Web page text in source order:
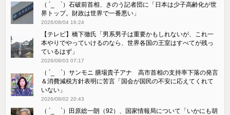
（ ´_ゝ`）石破前首相、きのう記者団に「日本は少子高齢化が世
界トップ。財政は世界で一番悪い」
2026/08/04 16:24
【テレビ】橋下徹氏「男系男子は重要かもしれないが、これ一
本やりでやっていけるのなら、世界各国の王室はすべてが残っ
ているはず」
2026/08/03 07:17
（ ´_ゝ`）サンモニ 膳場貴子アナ 高市首相の支持率下落の発言
＆消費減税方針表明に苦言「国会が国民の不安に応えてくれて
いない」
2026/08/02 20:43
（ ´_ゝ`）田原総一朗（92）、国家情報局について「いかにも胡